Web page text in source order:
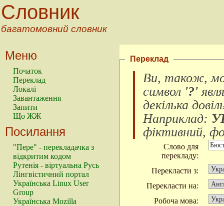
Словник
багатомовний словник
Меню
Початок
Переклад
Локалі
Завантаження
Запити
Що ЖЖ
Посилання
"Пере" - перекладачка з
відкритим кодом
Рутенія - віртуальна Русь
Лінгвістичний портал
Українська Linux User
Group
Українська Mozilla
Переклад
Ви, також,
символ '?'
декілька
Наприклад:
фіктивний,
Слово для
перекладу:
Перекласти з:
Перекласти на:
Робоча мова: